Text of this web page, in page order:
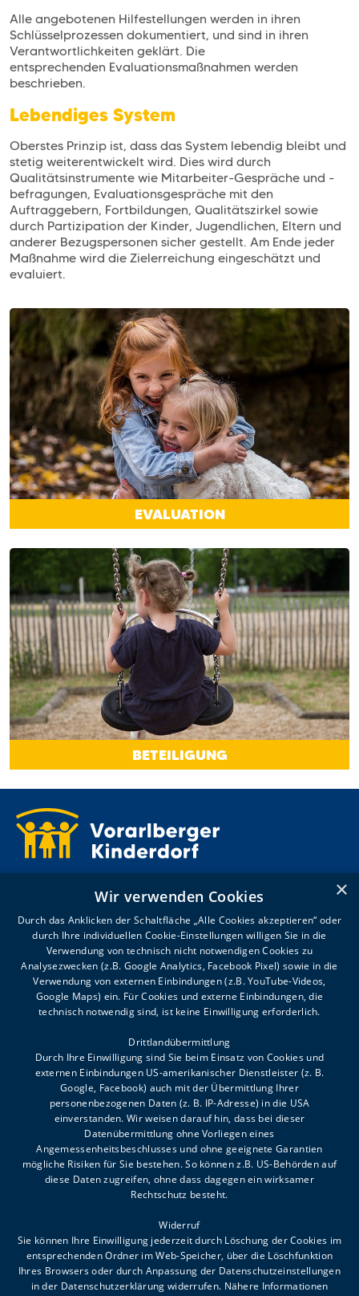
Alle angebotenen Hilfestellungen werden in ihren
Schlüsselprozessen dokumentiert, und sind in ihren
Verantwortlichkeiten geklärt. Die
entsprechenden Evaluationsmaßnahmen werden
beschrieben.
Lebendiges System
Oberstes Prinzip ist, dass das System lebendig bleibt und
stetig weiterentwickelt wird. Dies wird durch
Qualitätsinstrumente wie Mitarbeiter-Gespräche und -
befragungen, Evaluationsgespräche mit den
Auftraggebern, Fortbildungen, Qualitätszirkel sowie
durch Partizipation der Kinder, Jugendlichen, Eltern und
anderer Bezugspersonen sicher gestellt. Am Ende jeder
Maßnahme wird die Zielerreichung eingeschätzt und
evaluiert.
EVALUATION
BETEILIGUNG
6900 Bregenz
T +43 5574 4992-0
willkommen@voki.at
Sommeröffnungszeiten:
MO-DO 8.00-12.00, 13.00-16.00
FR 8.00-12.00
FAQ
Impressum
×
Wir verwenden Cookies
Durch das Anklicken der Schaltfläche „Alle Cookies akzeptieren“ oder
durch Ihre individuellen Cookie-Einstellungen willigen Sie in die
Verwendung von technisch nicht notwendigen Cookies zu
Analysezwecken (z.B. Google Analytics, Facebook Pixel) sowie in die
Verwendung von externen Einbindungen (z.B. YouTube-Videos,
Google Maps) ein. Für Cookies und externe Einbindungen, die
technisch notwendig sind, ist keine Einwilligung erforderlich.
Drittlandübermittlung
Durch Ihre Einwilligung sind Sie beim Einsatz von Cookies und
externen Einbindungen US-amerikanischer Dienstleister (z. B.
Google, Facebook) auch mit der Übermittlung Ihrer
personenbezogenen Daten (z. B. IP-Adresse) in die USA
einverstanden. Wir weisen darauf hin, dass bei dieser
Datenübermittlung ohne Vorliegen eines
Angemessenheitsbeschlusses und ohne geeignete Garantien
mögliche Risiken für Sie bestehen. So können z.B. US-Behörden auf
diese Daten zugreifen, ohne dass dagegen ein wirksamer
Rechtschutz besteht.
Widerruf
Sie können Ihre Einwilligung jederzeit durch Löschung der Cookies im
entsprechenden Ordner im Web-Speicher, über die Löschfunktion
Ihres Browsers oder durch Anpassung der Datenschutzeinstellungen
in der Datenschutzerklärung widerrufen. Nähere Informationen